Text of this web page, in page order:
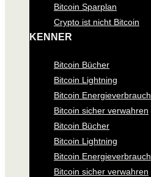
Bitcoin Sparplan
Crypto ist nicht Bitcoin
KENNER
Bitcoin Bücher
Bitcoin Lightning
Bitcoin Energieverbrauch
Bitcoin sicher verwahren
Bitcoin Bücher
Bitcoin Lightning
Bitcoin Energieverbrauch
Bitcoin sicher verwahren